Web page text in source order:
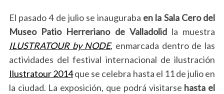
El pasado 4 de julio se inauguraba en la Sala Cero del
Museo Patio Herreriano de Valladolidla muestra
ILUSTRATOUR by NODE, enmarcada dentro de las
actividades del festival internacional de ilustración
Ilustratour 2014que se celebra hasta el 11 de julio en
la ciudad. La exposición, que podrá visitarse hasta el